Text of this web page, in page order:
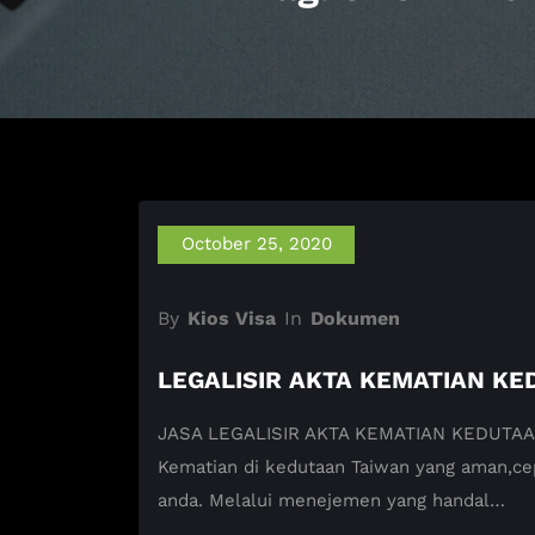
October 25, 2020
By Kios Visa In Dokumen
LEGALISIR AKTA KEMATIAN
JASA LEGALISIR AKTA KEMATIAN
Kematian di kedutaan Taiwan yang
anda. Melalui menejemen yang handal…